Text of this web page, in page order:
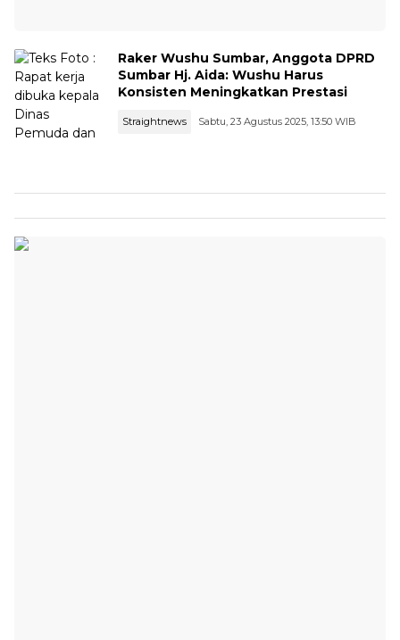
Raker Wushu Sumbar, Anggota DPRD
Sumbar Hj. Aida: Wushu Harus
Konsisten Meningkatkan Prestasi
Straightnews Sabtu, 23 Agustus 2025, 13:50 WIB